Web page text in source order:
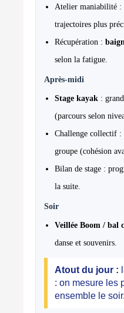
Atelier maniabilité :
trajectoires plus
Récupération :
selon la fatigue.
Après-midi
Stage kayak :
(parcours selon
Challenge collectif :
groupe (cohésion
Bilan de stage :
la suite.
Soir
Veillée Boom / bal
danse et souvenirs.
Atout du jour :
: on mesure les
ensemble le soir.